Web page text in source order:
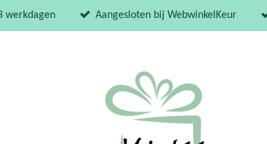
werkdagen Aangesloten bij WebwinkelKeur